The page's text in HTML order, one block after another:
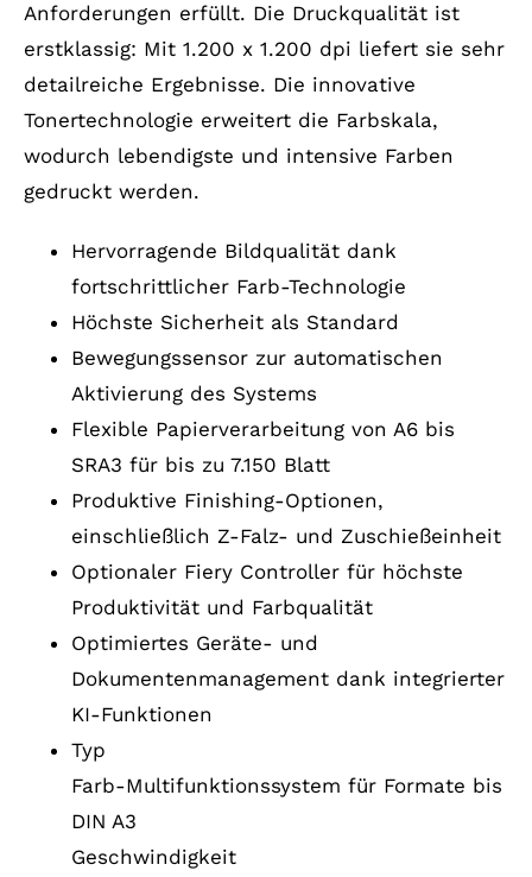
Anforderungen erfüllt. Die Druckqualität ist
erstklassig: Mit 1.200 x 1.200 dpi liefert sie sehr
detailreiche Ergebnisse. Die innovative
Tonertechnologie erweitert die Farbskala,
wodurch lebendigste und intensive Farben
gedruckt werden.
Hervorragende Bildqualität dank
fortschrittlicher Farb-Technologie
Höchste Sicherheit als Standard
Bewegungssensor zur automatischen
Aktivierung des Systems
Flexible Papierverarbeitung von A6 bis
SRA3 für bis zu 7.150 Blatt
Produktive Finishing-Optionen,
einschließlich Z-Falz- und Zuschießeinheit
Optionaler Fiery Controller für höchste
Produktivität und Farbqualität
Optimiertes Geräte- und
Dokumentenmanagement dank integrierter
KI-Funktionen
Typ
Farb-Multifunktionssystem für Formate bis
DIN A3
Geschwindigkeit